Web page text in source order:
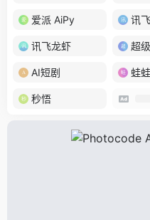
爱派 AiPy 讯
讯飞龙虾
AI短剧 蛙
秒悟